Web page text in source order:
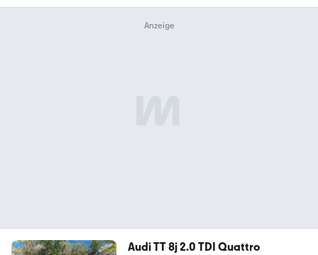
Audi TT 8j 2.0 TDI Quattro